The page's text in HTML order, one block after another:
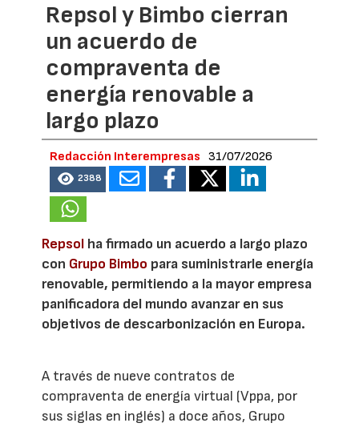
Repsol y Bimbo cierran
un acuerdo de
compraventa de
energía renovable a
largo plazo
Redacción Interempresas 31/07/2026
2388
Repsol ha firmado un acuerdo a largo plazo
con Grupo Bimbo para suministrarle energía
renovable, permitiendo a la mayor empresa
panificadora del mundo avanzar en sus
objetivos de descarbonización en Europa.
A través de nueve contratos de
compraventa de energía virtual (Vppa, por
sus siglas en inglés) a doce años, Grupo